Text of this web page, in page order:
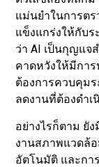
แม่นยำในการตร
แข็งแกร่งให้กับ
ว่า AI เป็นกุญแจ
คาดหวังให้มีการ
ต้องการควบคุมร
ลดงานที่ต้องดำเ
อย่างไรก็ตาม ยั
งานสภาพแวดล้
อัตโนมัติ และก